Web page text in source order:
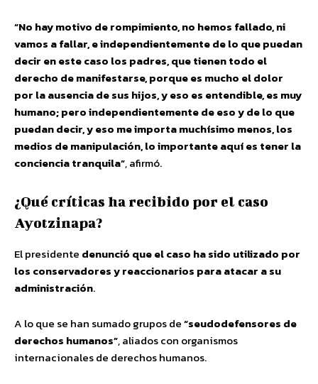
“No hay motivo de rompimiento, no hemos fallado, ni
vamos a fallar, e independientemente de lo que puedan
decir en este caso los padres, que tienen todo el
derecho de manifestarse, porque es mucho el dolor
por la ausencia de sus hijos, y eso es entendible, es muy
humano; pero independientemente de eso y de lo que
puedan decir, y eso me importa muchísimo menos, los
medios de manipulación, lo importante aquí es tener la
conciencia tranquila”, afirmó.
¿Qué críticas ha recibido por el caso
Ayotzinapa?
El presidente denunció que el caso ha sido utilizado por
los conservadores y reaccionarios para atacar a su
administración.
A lo que se han sumado grupos de“seudodefensores de
derechos humanos”, aliados con organismos
internacionales de derechos humanos.